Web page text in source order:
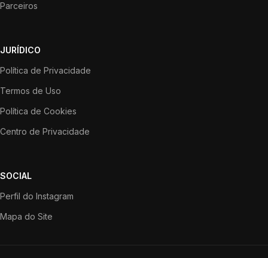
Parceiros
JURÍDICO
Política de Privacidade
Termos de Uso
Política de Cookies
Centro de Privacidade
SOCIAL
Perfil do Instagram
Mapa do Site